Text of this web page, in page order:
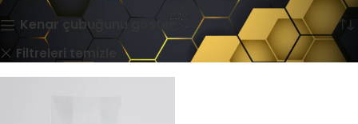
Kenar çubuğunu göster
Filtreleri temizle Çanta Yan Körüklü